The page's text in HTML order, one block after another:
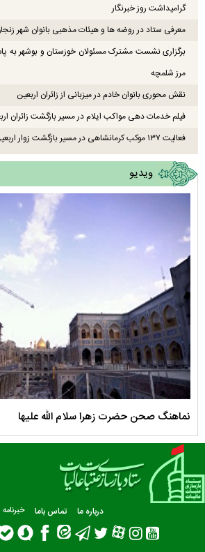
گرامیداشت روز خبرنگار
معرفی ستاد در روضه ها و هیئات مذهبی بانوان شهر
برگزاری نشست مشترک مسئولان خوزستان و بوشهر به
مرز شلمچه
نقش محوری بانوان خادم در میزبانی از زائران اربعین
فیلم خدمات دهی مواکب ایلام در مسیر بازگشت زائران
فعالیت ۱۳۷ موکب کرمانشاهی در مسیر بازگشت زوار اربعین
ویدیو
نماهنگ صحن حضرت زهرا سلام الله علیها
درباره ما تماس باما خبرنامه